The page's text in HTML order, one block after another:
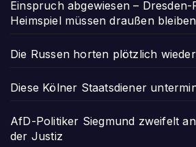
Einspruch abgewiesen –
Heimspiel müssen draußen bleiben
Die Russen horten plötzlich
Diese Kölner Staatsdiener
AfD-Politiker Siegmund zweifelt
der Justiz